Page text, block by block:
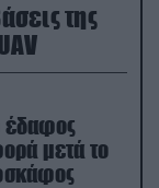
της
έδαφος
μετά το